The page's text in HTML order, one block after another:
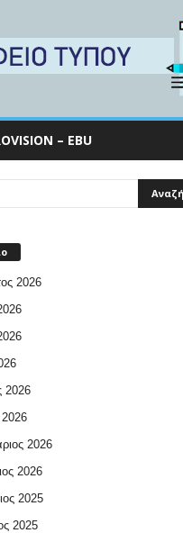
– EBU
2026
2026
2026
2026
2025
2025